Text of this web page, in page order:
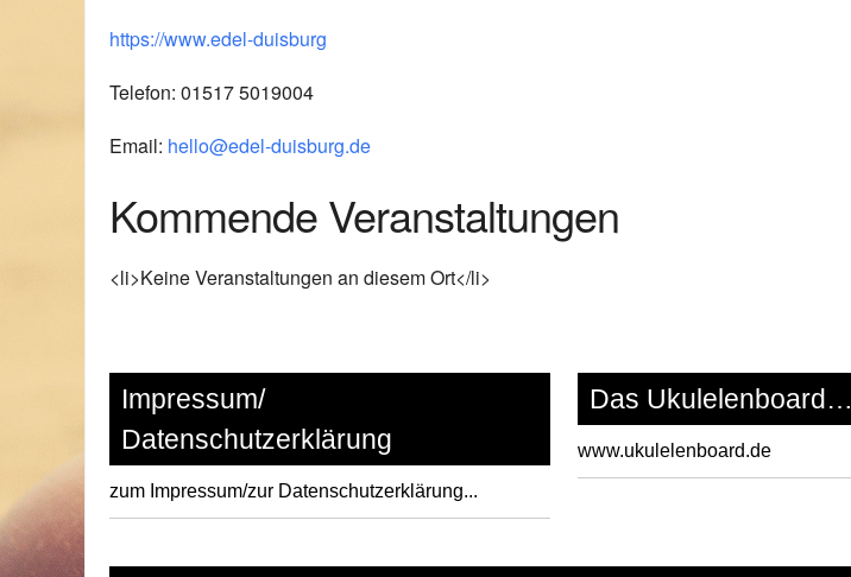
https://www.edel-duisburg
Telefon: 01517 5019004
Email: hello@edel-duisburg.de
Kommende Veranstaltungen
<li>Keine Veranstaltungen an diesem Ort</li>
Impressum/
Datenschutzerklärung
zum Impressum/zur Datenschutzerklärung...
Das Ukulelenboard…
www.ukulelenboard.de